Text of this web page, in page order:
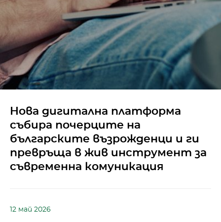
Нова дигитална платформа
събира почерците на
българските възрожденци и ги
превръща в жив инструмент за
съвременна комуникация
12 май 2026